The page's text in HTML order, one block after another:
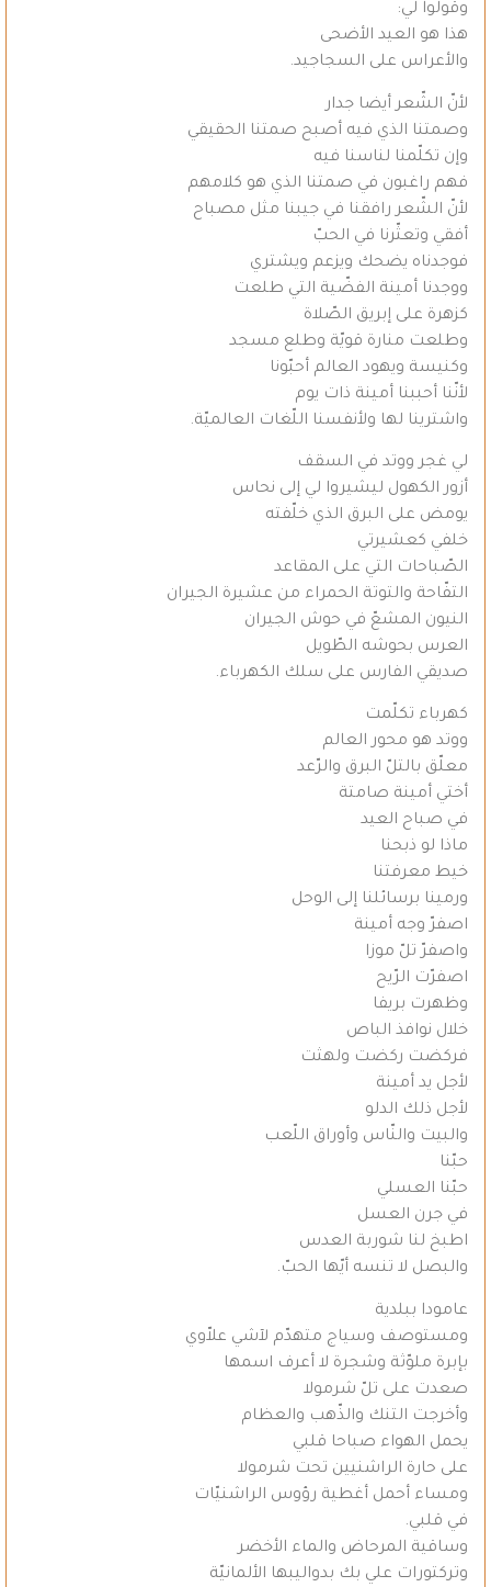
وقولوا لي:
هذا هو العيد الأضحى
والأعراس على السجاجيد.
لأنّ الشّعر أيضا جدار
وصمتنا الذي فيه أصبح صمتنا الحقيقي
وإن تكلّمنا لناسنا فيه
فهم راغبون في صمتنا الذي هو كلامهم
لأنّ الشّعر رافقنا في جيبنا مثل مصباح
أفقي وتعثّرنا في الحبّ
فوجدناه يضحك ويزعم ويشتري
ووجدنا أمينة الفضّية التي طلعت
كزهرة على إبريق الصّلاة
وطلعت منارة قويّة وطلع مسجد
وكنيسة ويهود العالم أحبّونا
لأنّنا أحببنا أمينة ذات يوم
واشترينا لها ولأنفسنا اللّغات العالميّة.
لي غجر ووتد في السقف
أزور الكهول ليشيروا لي إلى نحاس
يومض على البرق الذي خلّفته
خلفي كعشيرتي
الصّباحات التي على المقاعد
التفّاحة والتوتة الحمراء من عشيرة الجيران
النيون المشعّ في حوش الجيران
العرس بحوشه الطّويل
صديقي الفارس على سلك الكهرباء.
كهرباء تكلّمت
ووتد هو محور العالم
معلّق بالتلّ البرق والرّعد
أختي أمينة صامتة
في صباح العيد
ماذا لو ذبحنا
خيط معرفتنا
ورمينا برسائلنا إلى الوحل
اصفرّ وجه أمينة
واصفرّ تلّ موزا
اصفرّت الرّيح
وظهرت بريفا
خلال نوافذ الباص
فركضت ركضت ولهثت
لأجل يد أمينة
لأجل ذلك الدلو
والبيت والنّاس وأوراق اللّعب
حبّنا
حبّنا العسلي
في جرن العسل
اطبخ لنا شوربة العدس
والبصل لا تنسه أيّها الحبّ.
عامودا ببلدية
ومستوصف وسياج متهدّم لآشي علاّوي
بإبرة ملوّثة وشجرة لا أعرف اسمها
صعدت على تلّ شرمولا
وأخرجت التنك والذّهب والعظام
يحمل الهواء صباحا قلبي
على حارة الراشنيين تحت شرمولا
ومساء أحمل أغطية رؤوس الراشنيّات
في قلبي.
وساقية المرحاض والماء الأخضر
وتركتورات علي بك بدواليبها الألمانيّة